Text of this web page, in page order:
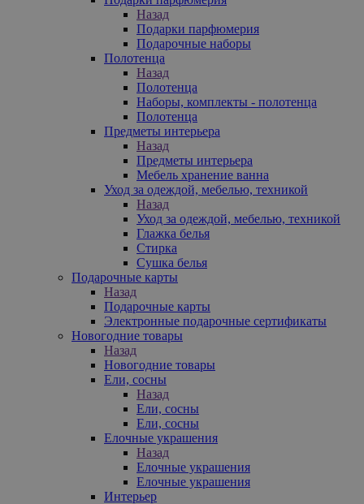
Назад
Подарки парфюмерия
Подарочные наборы
Полотенца
Назад
Полотенца
Наборы, комплекты - полотенца
Полотенца
Предметы интерьера
Назад
Предметы интерьера
Мебель хранение ванна
Уход за одеждой, мебелью, техникой
Назад
Уход за одеждой, мебелью, техникой
Глажка белья
Стирка
Сушка белья
Подарочные карты
Назад
Подарочные карты
Электронные подарочные сертификаты
Новогодние товары
Назад
Новогодние товары
Ели, сосны
Назад
Ели, сосны
Ели, сосны
Елочные украшения
Назад
Елочные украшения
Елочные украшения
Интерьер